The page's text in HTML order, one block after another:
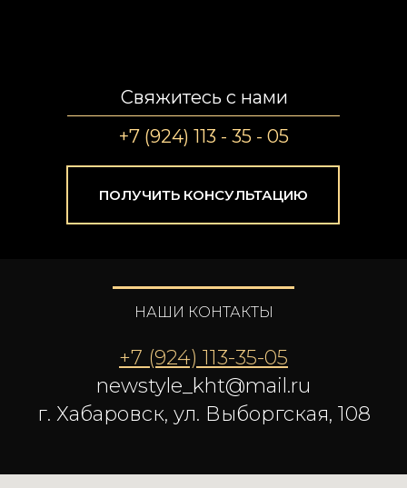
ПОЛУЧИТЬ КОНСУЛЬТАЦИЮ
Свяжитесь с нами
+7 (924) 113 - 35 - 05
НАШИ КОНТАКТЫ
+7 (924) 113-35-05
newstyle_kht@mail.ru
г. Хабаровск, ул. Выборгская, 108